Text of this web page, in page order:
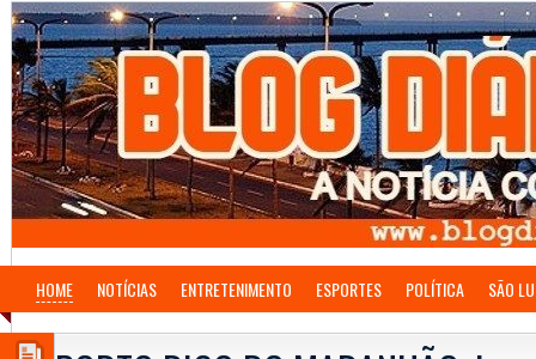
HOME NOTÍCIAS ENTRETENIMENTO ESPORTES POLÍTICA SÃO